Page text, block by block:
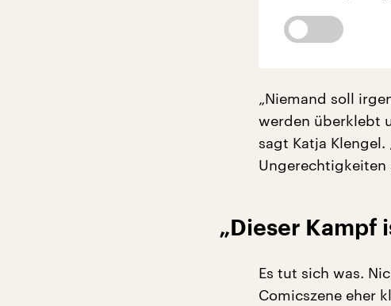
„Niemand soll
werden überklebt
sagt Katja
Ungerechtigkeiten
„Dieser Kampf
Es tut sich was.
Comicszene eher